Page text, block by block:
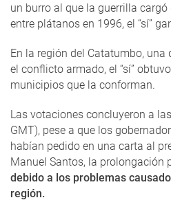
un burro al que la guerrilla
entre plátanos en 1996, el “sí”
En la región del Catatumbo,
el conflicto armado, el “sí”
municipios que la conforman.
Las votaciones concluyeron a
GMT), pese a que los
habían pedido en una carta al
Manuel Santos, la prolongación
debido a los problemas
región.